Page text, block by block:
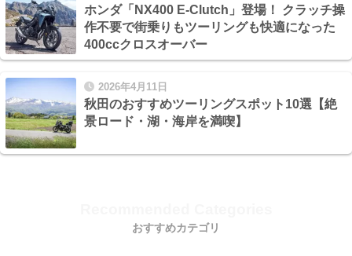
ホンダ「NX400 E-Clutch」登場！ クラッチ操
作不要で街乗りもツーリングも快適になった
400ccクロスオーバー
2026年4月11日
秋田のおすすめツーリングスポット10選【絶
景ロード・湖・海岸を満喫】
おすすめカテゴリ